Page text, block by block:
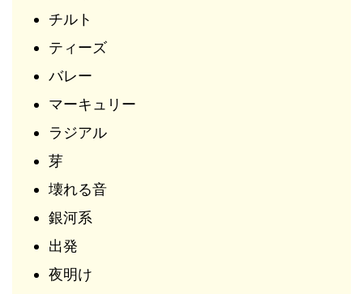
チルト
ティーズ
バレー
マーキュリー
ラジアル
芽
壊れる音
銀河系
出発
夜明け